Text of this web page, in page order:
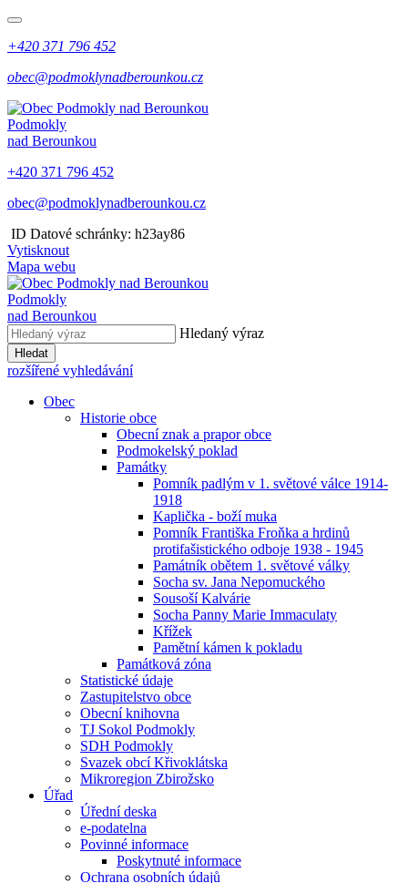
+420 371 796 452
obec@podmoklynadberounkou.cz
Podmokly
nad Berounkou
+420 371 796 452
obec@podmoklynadberounkou.cz
ID Datové schránky: h23ay86
Vytisknout
Mapa webu
Podmokly
nad Berounkou
Hledaný výraz
Hledat
rozšířené vyhledávání
Obec
Historie obce
Obecní znak a prapor obce
Podmokelský poklad
Památky
Pomník padlým v 1. světové válce 1914-
1918
Kaplička - boží muka
Pomník Františka Froňka a hrdinů
protifašistického odboje 1938 - 1945
Památník obětem 1. světové války
Socha sv. Jana Nepomuckého
Sousoší Kalvárie
Socha Panny Marie Immaculaty
Křížek
Pamětní kámen k pokladu
Památková zóna
Statistické údaje
Zastupitelstvo obce
Obecní knihovna
TJ Sokol Podmokly
SDH Podmokly
Svazek obcí Křivoklátska
Mikroregion Zbirožsko
Úřad
Úřední deska
e-podatelna
Povinné informace
Poskytnuté informace
Ochrana osobních údajů